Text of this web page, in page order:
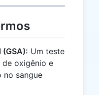
(GSA): Um teste
de oxigênio e
no sangue